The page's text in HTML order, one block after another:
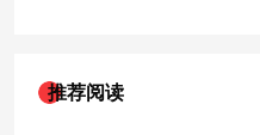
推荐阅读